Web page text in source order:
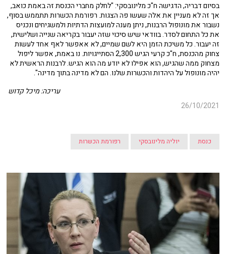
בסיום דבריה, הדגישה ח"כ מלינובסקי: "לחלק מחברי הכנסת זה באמת כואב,
אך זה לא מעניין את אלה שעשו פה הצגות. רפורמת הכשרות תתממש בסוף,
נשבור את מונופול הרבנות, ניתן מענה למועצות הדתיות ולמשגיחים ונכניס
את כל התחום לסדר. בוודאי שיש סיכוי שזה יעבור בקריאה שנייה ושלישית,
זה יעבור. כל משיכת הזמן היא לשם שמיים, לא אאפשר לאף אחד לעשות
צחוק מהכנסת, ח"כ קרעי הגיש 2,300 הסתייגויות. נו באמת, אפשר ליפול
מצחוק ממה שהגיש, הוא אפילו לא יודע מה הוא הגיש. לרבנות הראשית לא
יהיה מונופול על היהדות והכשרות שלנו. הם לא מדינה בתוך מדינה".
עריכה: מיכל קדוש
26/10/2021
כנסת יוליה מלינובסקי רפורמת הכשרות